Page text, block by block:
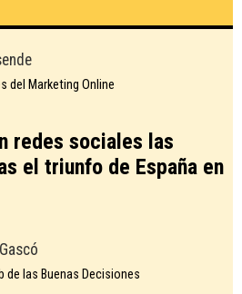
del Marketing Online
redes sociales las
el triunfo de España en
de las Buenas Decisiones